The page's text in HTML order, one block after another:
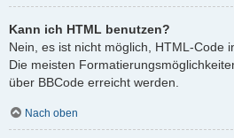
Kann ich HTML benutzen?
Nein, es ist nicht möglich, HTML-Code
Die meisten
über BBCode erreicht werden.
Nach oben